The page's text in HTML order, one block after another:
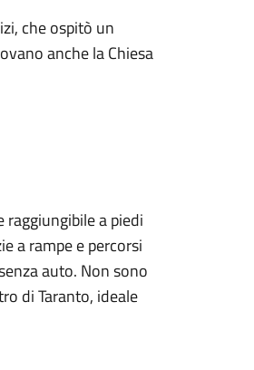
che ospitò un
anche la Chiesa
raggiungibile a piedi
a rampe e percorsi
auto. Non sono
di Taranto, ideale